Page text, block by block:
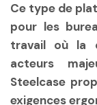
Ce type de
pour les
travail où la
acteurs
Steelcase
exigences